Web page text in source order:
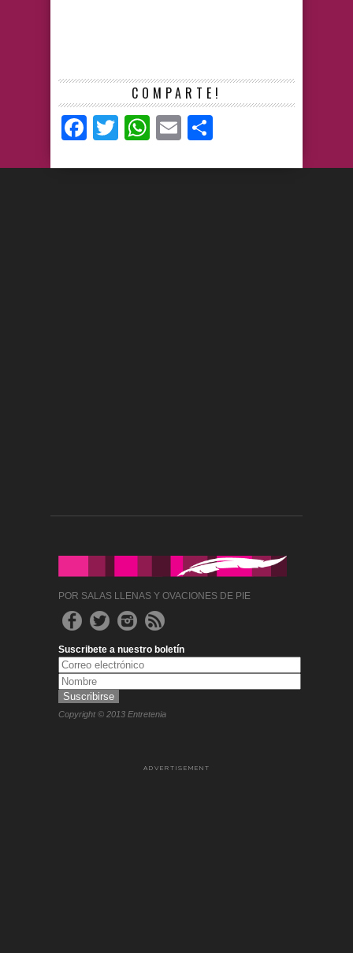
COMPARTE!
Facebook
TwitterWhatsApp
Email
POR SALAS LLENAS Y OVACIONES DE PIE
Suscribete a nuestro boletín
Copyright © 2013 Entretenia
ADVERTISEMENT